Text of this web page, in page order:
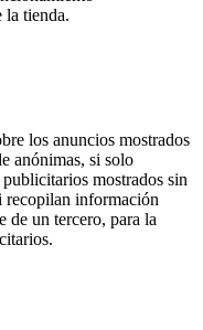
la tienda.
los anuncios mostrados
anónimas, si solo
mostrados sin
recopilan información
de un tercero, para la